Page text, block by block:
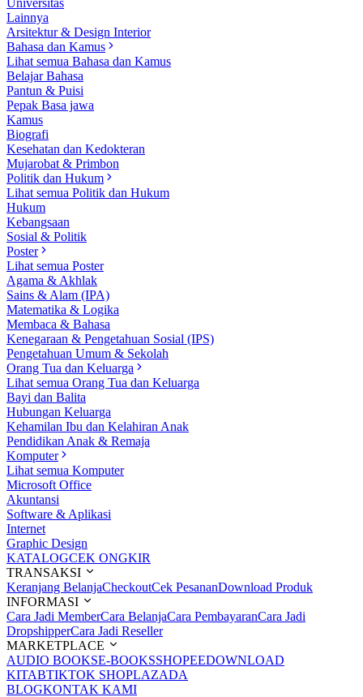
Universitas
Lainnya
Arsitektur & Design Interior
Bahasa dan Kamus
Lihat semua Bahasa dan Kamus
Belajar Bahasa
Pantun & Puisi
Pepak Basa jawa
Kamus
Biografi
Kesehatan dan Kedokteran
Mujarobat & Primbon
Politik dan Hukum
Lihat semua Politik dan Hukum
Hukum
Kebangsaan
Sosial & Politik
Poster
Lihat semua Poster
Agama & Akhlak
Sains & Alam (IPA)
Matematika & Logika
Membaca & Bahasa
Kenegaraan & Pengetahuan Sosial (IPS)
Pengetahuan Umum & Sekolah
Orang Tua dan Keluarga
Lihat semua Orang Tua dan Keluarga
Bayi dan Balita
Hubungan Keluarga
Kehamilan Ibu dan Kelahiran Anak
Pendidikan Anak & Remaja
Komputer
Lihat semua Komputer
Microsoft Office
Akuntansi
Software & Aplikasi
Internet
Graphic Design
KATALOGCEK ONGKIR
TRANSAKSI
Keranjang BelanjaCheckoutCek PesananDownload Produk
INFORMASI
Cara Jadi MemberCara BelanjaCara PembayaranCara Jadi
DropshipperCara Jadi Reseller
MARKETPLACE
AUDIO BOOKSE-BOOKSSHOPEEDOWNLOAD
KITABTIKTOK SHOPLAZADA
BLOGKONTAK KAMI